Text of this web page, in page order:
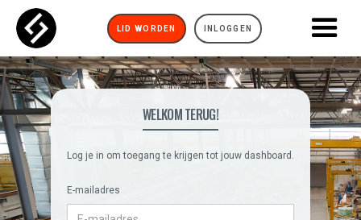
LID WORDEN INLOGGEN
WELKOM TERUG!
Log je in om toegang te krijgen tot jouw dashboard.
E-mailadres